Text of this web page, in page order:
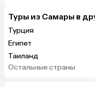
Туры из Самары в
Турция
Египет
Таиланд
ОАЭ
Остальные страны